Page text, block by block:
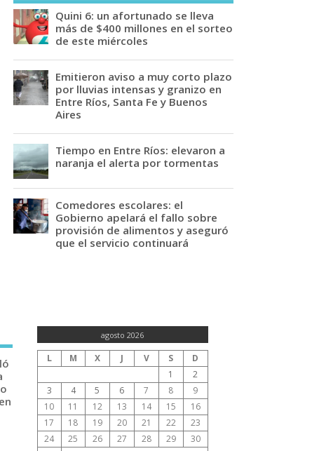
Quini 6: un afortunado se lleva
más de $400 millones en el sorteo
de este miércoles
Emitieron aviso a muy corto plazo
por lluvias intensas y granizo en
Entre Ríos, Santa Fe y Buenos
Aires
Tiempo en Entre Ríos: elevaron a
naranja el alerta por tormentas
Comedores escolares: el
Gobierno apelará el fallo sobre
provisión de alimentos y aseguró
que el servicio continuará
agosto 2026
L M X J V S
D
1
2
3
4 5 6 7 8
9
10
11 12 13 14 15
16
17
18 19 20 21 22
23
24
25 26 27 28 29
30